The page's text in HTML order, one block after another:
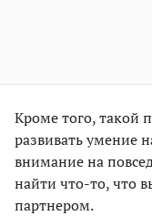
Кроме того, такой
развивать умение
внимание на
найти что-то, что
партнером.